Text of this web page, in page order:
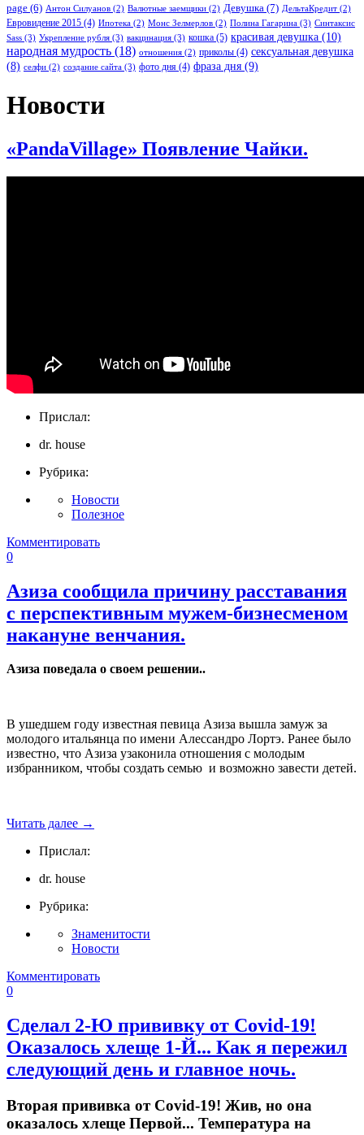
page (6) Антон Силуанов (2) Валютные заемщики (2) Девушка (7) ДельтаКредит (2)
Евровидение 2015 (4) Ипотека (2) Монс Зелмерлов (2) Полина Гагарина (3) Синтаксис
Sass (3) Укрепление рубля (3) вакцинация (3) кошка (5) красивая девушка (10)
народная мудрость (18) отношения (2) приколы (4) сексуальная девушка
(8) селфи (2) создание сайта (3) фото дня (4) фраза дня (9)
Новости
«PandaVillage» Появление Чайки.
Прислал:
dr. house
Рубрика:
Новости
Полезное
Комментировать
0
Азиза сообщила причину расставания
с перспективным мужем-бизнесменом
накануне венчания.
Азиза поведала о своем решении..
В ушедшем году известная певица Азиза вышла замуж за
молодого итальянца по имени Алессандро Лортэ. Ранее было
известно, что Азиза узаконила отношения с молодым
избранником, чтобы создать семью и возможно завести детей.
Читать далее →
Прислал:
dr. house
Рубрика:
Знаменитости
Новости
Комментировать
0
Сделал 2-Ю прививку от Сovid-19!
Оказалось хлеще 1-Й... Как я пережил
следующий день и главное ночь.
Вторая прививка от Сovid-19! Жив, но она
оказалось хлеще Первой... Температура на